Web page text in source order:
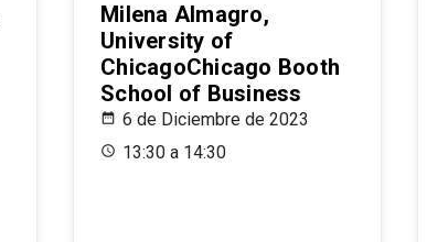
Milena Almagro,
University of
ChicagoChicago Booth
School of Business
6 de Diciembre de 2023
13:30 a 14:30